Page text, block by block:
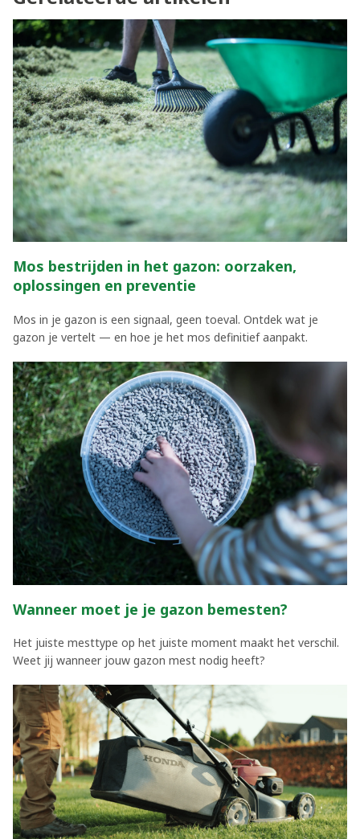
Mos bestrijden in het gazon: oorzaken,
oplossingen en preventie
Mos in je gazon is een signaal, geen toeval. Ontdek wat je
gazon je vertelt — en hoe je het mos definitief aanpakt.
Wanneer moet je je gazon bemesten?
Het juiste mesttype op het juiste moment maakt het verschil.
Weet jij wanneer jouw gazon mest nodig heeft?